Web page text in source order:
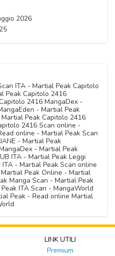
2026
25
ITA - Martial Peak Capitolo
Peak Capitolo 2416
2416 MangaDex -
- Martial Peak
Peak Capitolo 2416
2416 Scan online -
online - Martial Peak Scan
- Martial Peak
- Martial Peak
ITA - Martial Peak Leggi
- Martial Peak Scan online
Peak Online - Martial
Manga Scan - Martial Peak
ITA Scan - MangaWorld
Peak - Read online Martial
LINK UTILI
Premium